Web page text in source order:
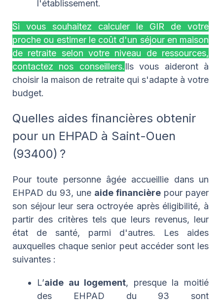
l'établissement.
Si vous souhaitez calculer le GIR de votre
proche ou estimer le coût d'un séjour en maison
de retraite selon votre niveau de ressources,
contactez nos conseillers.Ils vous aideront à
choisir la maison de retraite qui s'adapte à votre
budget.
Quelles aides financières obtenir
pour un EHPAD à Saint-Ouen
(93400) ?
Pour toute personne âgée accueillie dans un
EHPAD du 93, une aide financièrepour payer
son séjour leur sera octroyée après éligibilité, à
partir des critères tels que leurs revenus, leur
état de santé, parmi d'autres. Les aides
auxquelles chaque senior peut accéder sont les
suivantes :
L’aide au logement, presque la moitié
des EHPAD du 93 sont